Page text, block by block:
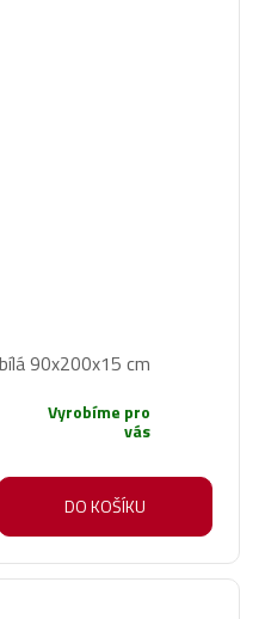
90x200x15 cm
Vyrobíme pro
vás
DO KOŠÍKU